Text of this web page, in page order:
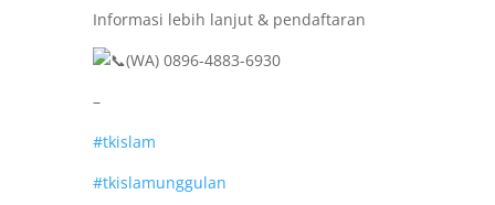
Informasi lebih lanjut & pendaftaran
(WA) 0896-4883-6930
–
#tkislam
#tkislamunggulan